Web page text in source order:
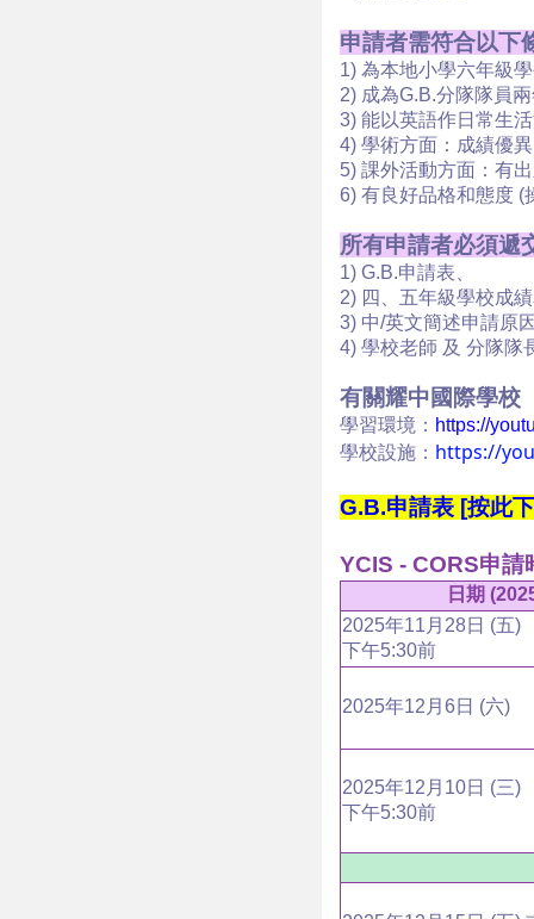
申請者需符合以下
1) 為本地小學六年級
2) 成為G.B.分隊隊員
3) 能以英語作日常生
4) 學術方面：成績優
5) 課外活動方面：有
6) 有良好品格和態度 (
所有申請者必須遞
1) G.B.申請表、
2) 四、五年級學校成
3) 中/英文簡述申請原
4) 學校老師 及 分隊隊
有關耀中國際學校
學習環境： https://
學校設施： https://
G.B.申請表 [按此
YCIS - CORS申請
日期
2025年11月28日 (五)
下午5:30前
2025年12月6日 (六)
2025年12月10日 (三)
下午5:30前